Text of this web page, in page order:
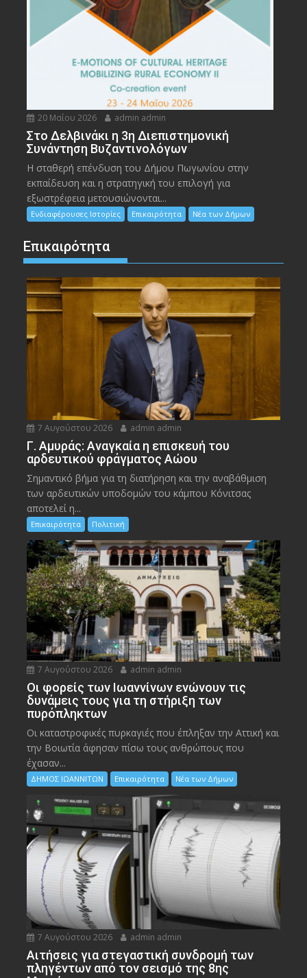
20 Μαΐου 2026 admin admin
Στο Δελβινάκι η 3η Διεπιστημονική
Συνάντηση Βυζαντινολόγων
Η σταθερή επένδυση του Δήμου Πωγωνίου στην
εκπαίδευση και η στρατηγική του επιλογή για
εξωστρέφεια μετουσιώνονται...
Ενδιαφέρουσες Ιστορίες Επικαιρότητα Νέα των Δήμων
Επικαιρότητα
7 Αυγούστου 2026 admin admin
Γ. Αμυράς: Αναγκαία η επισκευή του
αρδευτικού φράγματος Αώου
Σημαντικό βήμα για τη διατήρηση και την αναβάθμιση
των αρδευτικών υποδομών του κάμπου Κόνιτσας
αποτελεί η...
Επικαιρότητα Πολιτική
7 Αυγούστου 2026 admin admin
Οι φορείς των Ιωαννίνων ενώνουν τις
δυνάμεις τους για τη στήριξη των
πυρόπληκτων
Οι καταστροφικές πυρκαγιές που έπληξαν την Αττική και
την Bοιωτία άφησαν πίσω τους ανθρώπους που
έχασαν...
ΔΗΜΟΣ ΙΩΑΝΝΙΤΩΝ Επικαιρότητα Νέα των Δήμων
7 Αυγούστου 2026 admin admin
Αιτήσεις για στεγαστική συνδρομή των
πληγέντων από τον σεισμό της 8ης